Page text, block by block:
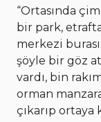
“Ortasında
bir park,
merkezi
şöyle bir göz
vardı, bin
orman
çıkarıp